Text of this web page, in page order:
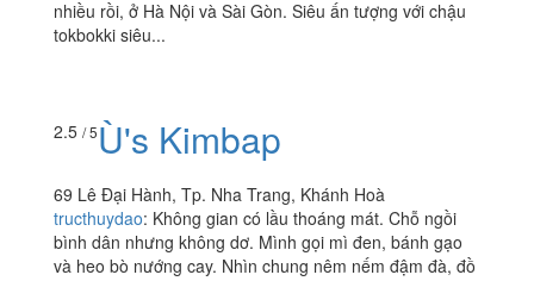
109A Nguyễn Thị Minh Khai, P. Phước Hòa, Tp. Nha
Trang, Khánh Hoà
tokbokki siêu...
2.5/ 5Ù's Kimbap